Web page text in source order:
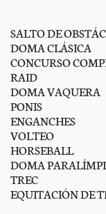
SALTO DE
DOMA CLÁSICA
CONCURSO
RAID
DOMA VAQUERA
PONIS
ENGANCHES
VOLTEO
HORSEBALL
DOMA
TREC
EQUITACIÓN DE